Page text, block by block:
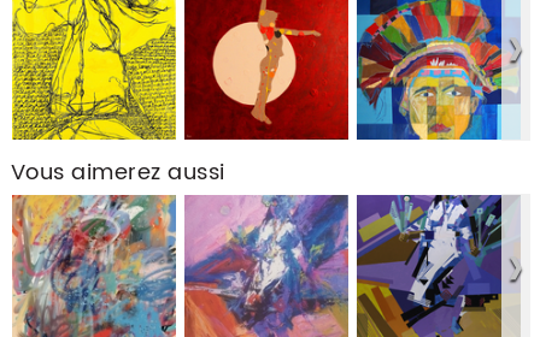
Vous aimerez aussi